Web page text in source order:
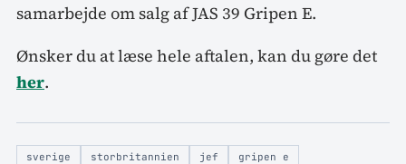
samarbejde om salg af JAS 39 Gripen E.
Ønsker du at læse hele aftalen, kan du gøre det
her.
sverige storbritannien jef
gripen e